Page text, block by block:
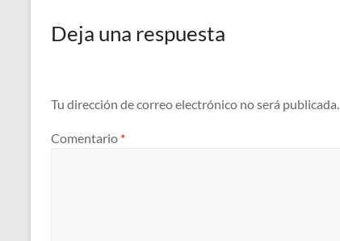
Deja una respuesta
Tu dirección de correo electrónico no será publicada.
Comentario *